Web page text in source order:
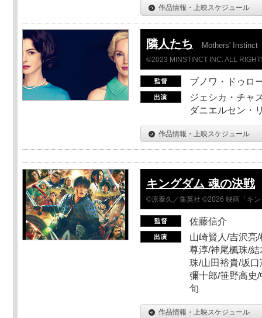
作品情報・上映スケジュール
隣人たち Mothers' Instinct
©2023 MINSTINCT INC. ALL
ブノワ・ドゥロ
ジェシカ・チャ
ダニエルセン・
作品情報・上映スケジュール
キングダム 魂の決戦
©原泰久／集英社 ©2026 映画「キ
佐藤信介
山崎賢人/吉沢亮
尊淳/神尾楓珠/
珠/山田裕貴/坂
彌十郎/笹野高史
旬
作品情報・上映スケジュール